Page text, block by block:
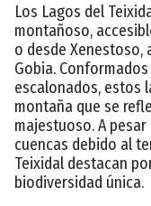
Los Lagos del
montañoso,
o desde Xenestoso,
Gobia.
escalonados, estos
montaña que se
majestuoso. A
cuencas debido al
Teixidal destacan
biodiversidad única.